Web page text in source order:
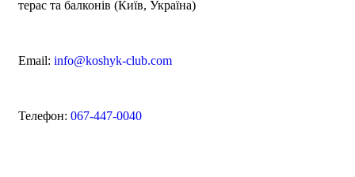
терас та балконів (Київ, Україна)
Email: info@koshyk-club.com
Телефон: 067-447-0040